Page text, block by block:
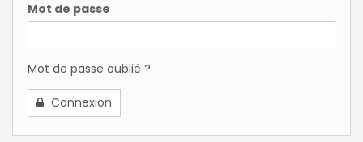
Mot de passe
Mot de passe oublié ?
Connexion